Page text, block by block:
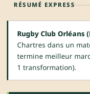
RÉSUMÉ EXPRESS
Rugby Club Orléans
Chartres dans un
termine meilleur
1 transformation).